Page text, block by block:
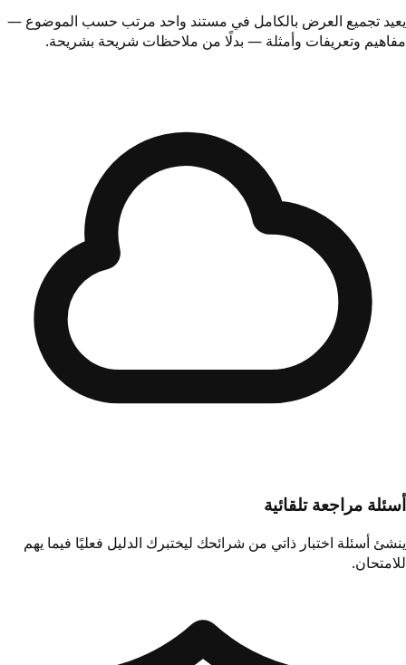
يعيد تجميع العرض بالكامل في مستند واحد مرتب حسب الموضوع —
مفاهيم وتعريفات وأمثلة — بدلًا من ملاحظات شريحة بشريحة.
أسئلة مراجعة تلقائية
ينشئ أسئلة اختبار ذاتي من شرائحك ليختبرك الدليل فعليًا فيما يهم
للامتحان.